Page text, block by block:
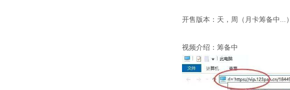
开售版本：天，周（月卡筹备中...）
视频介绍：筹备中